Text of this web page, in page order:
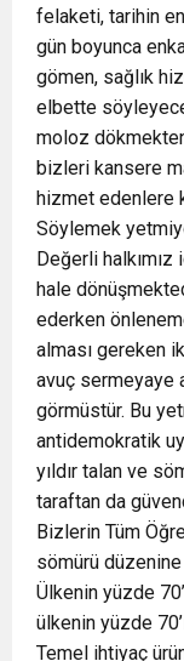
felaketi, tarihin
gün boyunca
gömen, sağlık
elbette
moloz
bizleri kansere
hizmet edenlere
Söylemek
Değerli
hale
ederken
alması gereken
avuç sermeyaye
görmüstür. Bu
antidemokratik
yıldır talan ve
taraftan da
Bizlerin Tüm
sömürü
Ülkenin yüzde
ülkenin yüzde 70’i
Temel ihtiyaç